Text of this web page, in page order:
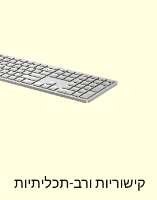
קישוריות ורב-תכליתיות